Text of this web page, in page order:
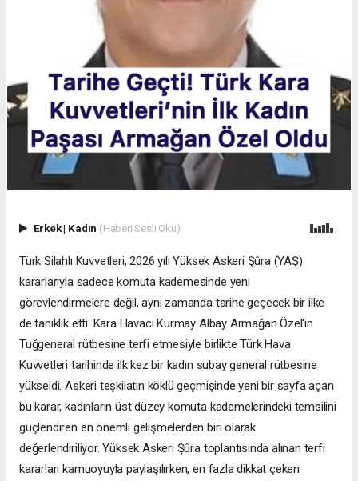
Erkek| Kadın (Haberi Sesli Oku)
Türk Silahlı Kuvvetleri, 2026 yılı Yüksek Askeri Şûra (YAŞ)
kararlarıyla sadece komuta kademesinde yeni
görevlendirmelere değil, aynı zamanda tarihe geçecek bir ilke
de tanıklık etti. Kara Havacı Kurmay Albay Armağan Özel'in
Tuğgeneral rütbesine terfi etmesiyle birlikte Türk Hava
Kuvvetleri tarihinde ilk kez bir kadın subay general rütbesine
yükseldi. Askeri teşkilatın köklü geçmişinde yeni bir sayfa açan
bu karar, kadınların üst düzey komuta kademelerindeki temsilini
güçlendiren en önemli gelişmelerden biri olarak
değerlendiriliyor. Yüksek Askeri Şûra toplantısında alınan terfi
kararları kamuoyuyla paylaşılırken, en fazla dikkat çeken